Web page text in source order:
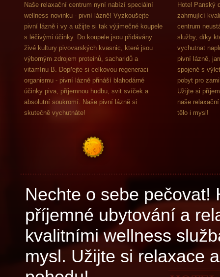
Naše relaxační centrum nyní nabízí speciální
wellness novinku - pivní lázně! Vyzkoušejte
pivní lázně i vy a užijte si tak výjimečné koupele
s léčivými účinky. Do koupele jsou přidávány
živé kultury pivovarských kvasnic, které jsou
výborným zdrojem proteinů, sacharidů a
vitamínu B. Dopřejte si celkovou regeneraci
organismu - pivní lázně přináší blahodárné
účinky piva, příjemnou hudbu, svit svíček a
absolutní soukromí. Naše pivní lázně si
skutečně vychutnáte!
Hotel Panský
zahrnující
centrum
služby, díky
vychutnat
pivní lázně,
spojené s
pobyt pro
Užijte si
naše
tělo i mysl!
Nechte o sebe
příjemné ubytování a
kvalitními wellness
mysl. Užijte si relaxace